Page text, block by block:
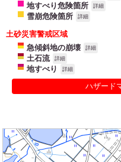
地すべり危険箇所 詳細
雪崩危険箇所 詳細
土砂災害警戒区域
急傾斜地の崩壊
詳細
土石流 詳細
地すべり 詳細
ハザード